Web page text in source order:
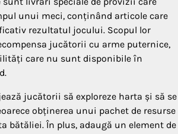
unui meci, conținând articole care
rezultatul jocului. Scopul lor
jucătorii cu arme puternice,
care nu sunt disponibile în
jucătorii să exploreze harta și să se
obținerea unui pachet de resurse
bătăliei. În plus, adaugă un element de